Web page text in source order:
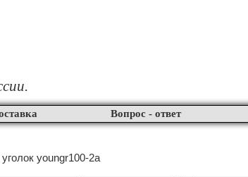
Вопрос - ответ
youngr100-2a